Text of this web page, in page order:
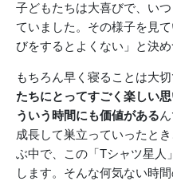
子どもたちは大喜びで、い
ていました。その様子を見
びをするとよくない」と決
もちろん早く寝ることは大切
たちにとってすごく楽しい
ういう時間にも価値がある
成長して巣立っていったと
ぶ中で、この「Tシャツ星人
します。そんな何気ない時